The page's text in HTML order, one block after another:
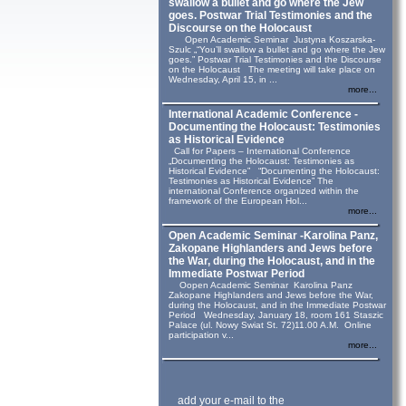
swallow a bullet and go where the Jew
goes. Postwar Trial Testimonies and the
Discourse on the Holocaust
Open Academic Seminar Justyna Koszarska-
Szulc „“You’ll swallow a bullet and go where the Jew
goes.” Postwar Trial Testimonies and the Discourse
on the Holocaust The meeting will take place on
Wednesday, April 15, in ...
more...
International Academic Conference -
Documenting the Holocaust: Testimonies
as Historical Evidence
Call for Papers – International Conference
„Documenting the Holocaust: Testimonies as
Historical Evidence” “Documenting the Holocaust:
Testimonies as Historical Evidence” The
international Conference organized within the
framework of the European Hol...
more...
Open Academic Seminar -Karolina Panz,
Zakopane Highlanders and Jews before
the War, during the Holocaust, and in the
Immediate Postwar Period
Oopen Academic Seminar Karolina Panz
Zakopane Highlanders and Jews before the War,
during the Holocaust, and in the Immediate Postwar
Period Wednesday, January 18, room 161 Staszic
Palace (ul. Nowy Swiat St. 72)11.00 A.M. Online
participation v...
more...
add your e-mail to the